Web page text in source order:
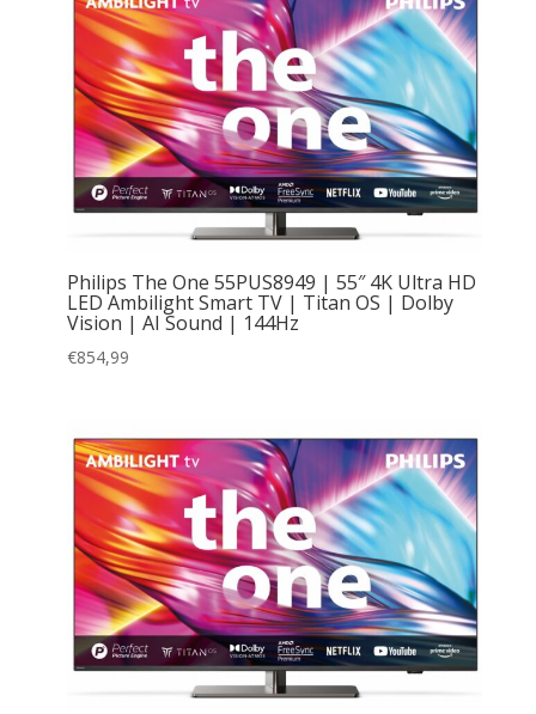
Philips The One 55PUS8949 | 55″ 4K Ultra HD
LED Ambilight Smart TV | Titan OS | Dolby
Vision | AI Sound | 144Hz
€854,99